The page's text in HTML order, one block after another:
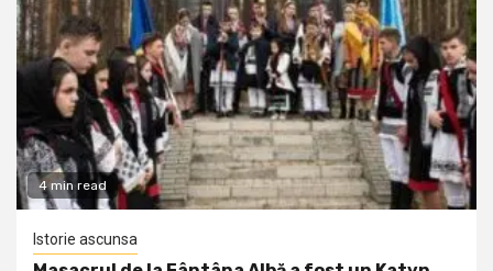
4 min read
Istorie ascunsa